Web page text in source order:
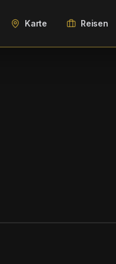
Karte Reisen